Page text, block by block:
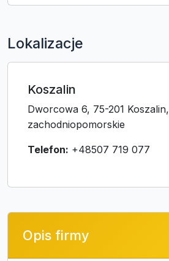
Lokalizacje
Koszalin
Dworcowa 6, 75-201 Koszalin,
zachodniopomorskie
Telefon: +48507 719 077
Opis firmy